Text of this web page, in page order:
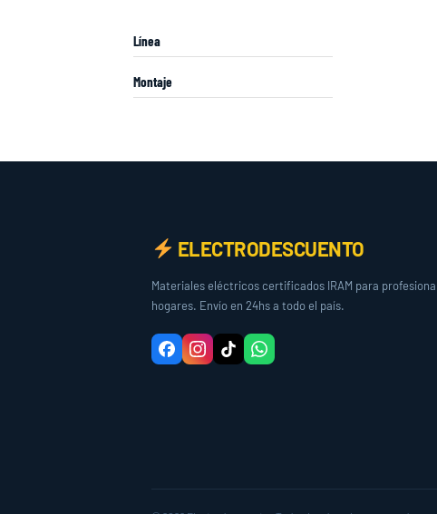
Línea
Montaje
ELECTRODESCUENTO
Materiales eléctricos certificados IRAM para
hogares. Envío en 24hs a todo el país.